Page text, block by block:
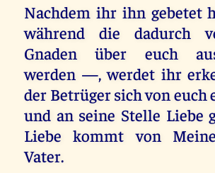
Nachdem ihr ihn gebetet
während die dadurch
Gnaden über euch
werden —, werdet ihr
der Betrüger sich von
und an seine Stelle Liebe
Liebe kommt von
Vater.